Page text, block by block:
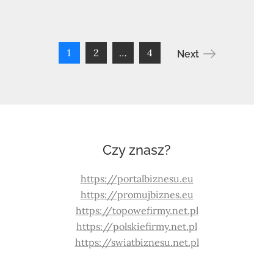
1 2 … 4 Next
Czy znasz?
https://portalbiznesu.eu
https://promujbiznes.eu
https://topowefirmy.net.pl
https://polskiefirmy.net.pl
https://swiatbiznesu.net.pl